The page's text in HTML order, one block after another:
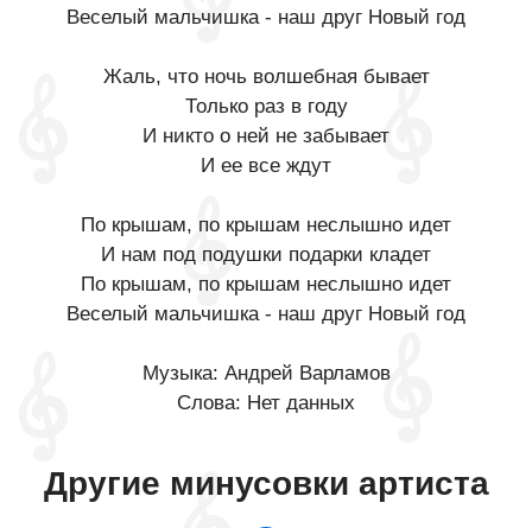
Веселый мальчишка - наш друг Новый год
Жаль, что ночь волшебная бывает
Только раз в году
И никто о ней не забывает
И ее все ждут
По крышам, по крышам неслышно идет
И нам под подушки подарки кладет
По крышам, по крышам неслышно идет
Веселый мальчишка - наш друг Новый год
Музыка: Андрей Варламов
Слова: Нет данных
Другие минусовки артиста